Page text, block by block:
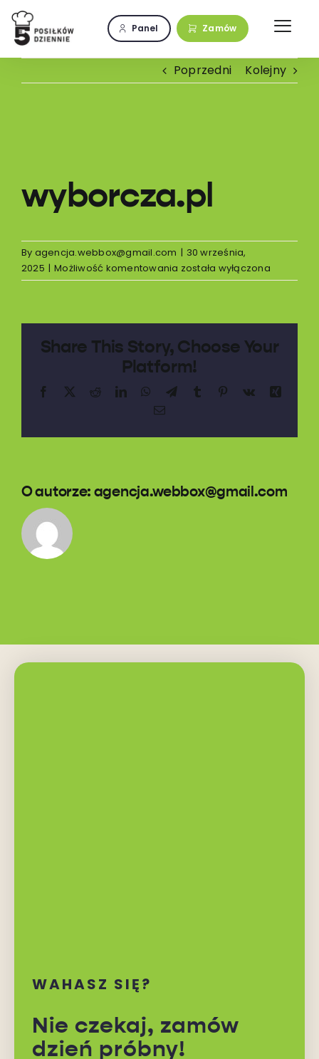
Przejdź
zawartości
Panel Zamów
Poprzedni Kolejny
wyborcza.pl
By agencja.webbox@gmail.com | 30 września,
2025 | Możliwość komentowania wyborcza.pl
została wyłączona
Share This Story, Choose Your
Platform!
Facebook RedditLinkedInWhatsApp
TelegramTumblr Pinterest
Vk
Email
O autorze: agencja.webbox@gmail.com
WAHASZ SIĘ?
Nie czekaj, zamów
dzień próbny!